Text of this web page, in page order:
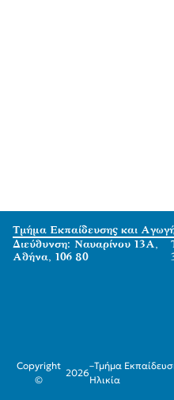
Τμήμα Εκπαίδευσης και
Διεύθυνση: Ναυαρίνου 13Α,
Αθήνα, 106 80
Copyright
©
2026
–Τμήμα
Ηλικία